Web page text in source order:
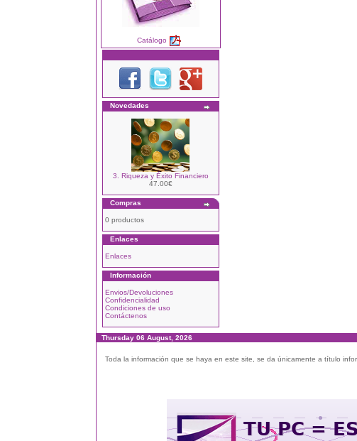
Catálogo
Novedades
3. Riqueza y Éxito Financiero
47.00€
Compras
0 productos
Enlaces
Enlaces
Información
Envios/Devoluciones
Confidencialidad
Condiciones de uso
Contáctenos
Thursday 06 August, 2026
Toda la información que se haya en este site, se da únicamente a título